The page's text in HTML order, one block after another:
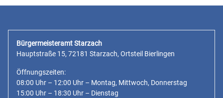
Bürgermeisteramt Starzach
Hauptstraße 15, 72181 Starzach, Ortsteil Bierlingen
Öffnungszeiten:
08:00 Uhr – 12:00 Uhr – Montag, Mittwoch, Donnerstag
15:00 Uhr – 18:30 Uhr – Dienstag